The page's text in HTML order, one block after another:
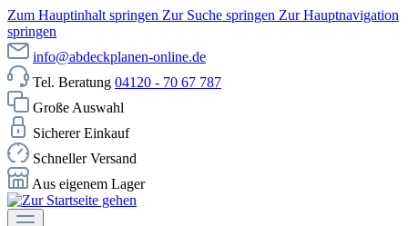
Zum Hauptinhalt springen Zur Suche springen Zur Hauptnavigation
springen
info@abdeckplanen-online.de
Tel. Beratung 04120 - 70 67 787
Große Auswahl
Sicherer Einkauf
Schneller Versand
Aus eigenem Lager